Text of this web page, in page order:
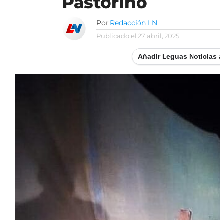
Por Redacción LN
Publicado el 27 abril, 2025
Añadir Leguas Noticias